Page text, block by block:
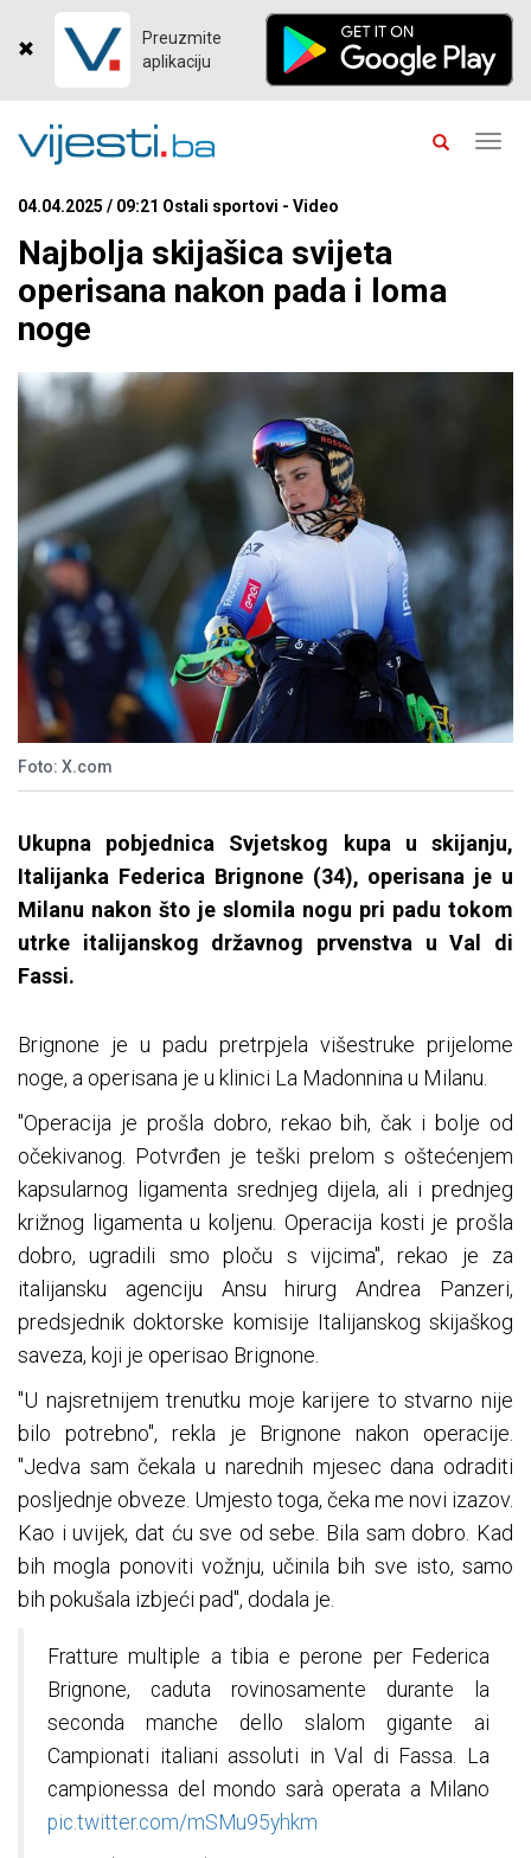
Preuzmite
aplikaciju
04.04.2025 / 09:21 Ostali sportovi - Video
Najbolja skijašica svijeta
operisana nakon pada i loma
noge
Foto: X.com
Ukupna pobjednica Svjetskog kupa u skijanju,
Italijanka Federica Brignone (34), operisana je u
Milanu nakon što je slomila nogu pri padu tokom
utrke italijanskog državnog prvenstva u Val di
Fassi.
Brignone je u padu pretrpjela višestruke prijelome
noge, a operisana je u klinici La Madonnina u Milanu.
"Operacija je prošla dobro, rekao bih, čak i bolje od
očekivanog. Potvrđen je teški prelom s oštećenjem
kapsularnog ligamenta srednjeg dijela, ali i prednjeg
križnog ligamenta u koljenu. Operacija kosti je prošla
dobro, ugradili smo ploču s vijcima", rekao je za
italijansku agenciju Ansu hirurg Andrea Panzeri,
predsjednik doktorske komisije Italijanskog skijaškog
saveza, koji je operisao Brignone.
"U najsretnijem trenutku moje karijere to stvarno nije
bilo potrebno", rekla je Brignone nakon operacije.
"Jedva sam čekala u narednih mjesec dana odraditi
posljednje obveze. Umjesto toga, čeka me novi izazov.
Kao i uvijek, dat ću sve od sebe. Bila sam dobro. Kad
bih mogla ponoviti vožnju, učinila bih sve isto, samo
bih pokušala izbjeći pad", dodala je.
Fratture multiple a tibia e perone per Federica
Brignone, caduta rovinosamente durante la
seconda manche dello slalom gigante ai
Campionati italiani assoluti in Val di Fassa. La
campionessa del mondo sarà operata a Milano
pic.twitter.com/mSMu95yhkm